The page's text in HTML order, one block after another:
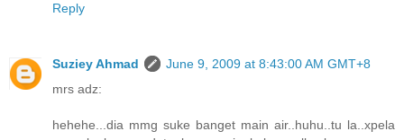
Reply
Suziey Ahmad
June 9, 2009 at 8:43:00 AM GMT+8
mrs adz:
hehehe...dia mmg suke banget main air..huhu..tu la..xpela